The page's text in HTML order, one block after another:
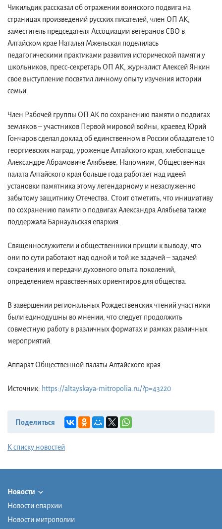
Чикильдик рассказал об отражении воинского подвига на
страницах произведений русских писателей, член ОП АК,
заместитель председателя Ассоциации ветеранов СВО в
Алтайском крае Наталья Мжельская поделилась
педагогическими практиками развития исторической памяти у
школьников, пресс-секретарь ОП АК, журналист Алексей Янкин
свое выступление посвятил личному опыту изучения истории
семьи.
Член Рабочей группы ОП АК по сохранению памяти о подвигах
земляков – участников Первой мировой войны, краевед Юрий
Гончаров сделал доклад об единственном в России обладателе 10
георгиевских наград, уроженце Алтайского края, хлебопашце
Александре Абрамовиче Алябьеве. Напомним, Общественная
палата Алтайского края больше года работает над идеей
установки памятника этому легендарному и незаслуженно
забытому защитнику Отечества. Стоит отметить, что инициативу
по сохранению памяти о подвигах Александра Алябьева также
поддержала Барнаульская епархия.
Священнослужители и общественники пришли к выводу, что
они по сути работают над одной и той же задачей – задачей
сохранения и передачи духовного опыта поколений,
определением нравственных ориентиров для общества.
В завершении региональных Рождественских чтений участники
были единодушны во мнении, что следует продолжить
совместную работу в различных форматах и рамках различных
мероприятий.
Аппарат Общественной палаты Алтайского края
Источник: https://altayskaya-mitropolia.ru/?p=43220
Поделиться
К списку новостей
Новости
Новости епархии
Новости митрополии